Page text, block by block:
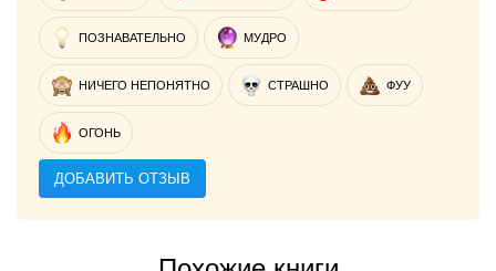
ПОЗНАВАТЕЛЬНО МУДРО
НИЧЕГО НЕПОНЯТНО СТРАШНО ФУУ
ОГОНЬ
ДОБАВИТЬ ОТЗЫВ